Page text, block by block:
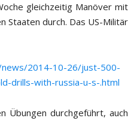
gleichzeitig Manöver mit
Staaten durch. Das US-Militär
2014-10-26/just-500-
drills-with-russia-u-s-.html
Übungen durchgeführt, auch